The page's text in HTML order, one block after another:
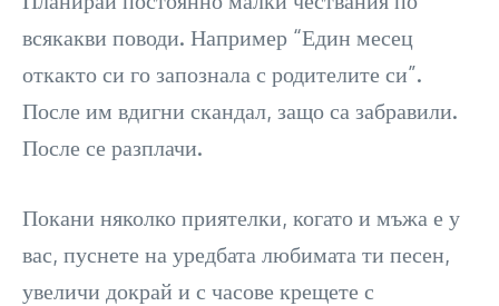
всякакви поводи. Например “Един месец
откакто си го запознала с родителите си”.
После им вдигни скандал, защо са забравили.
После се разплачи.
Покани няколко приятелки, когато и мъжа е у
вас, пуснете на уредбата любимата ти песен,
увеличи докрай и с часове крещете с